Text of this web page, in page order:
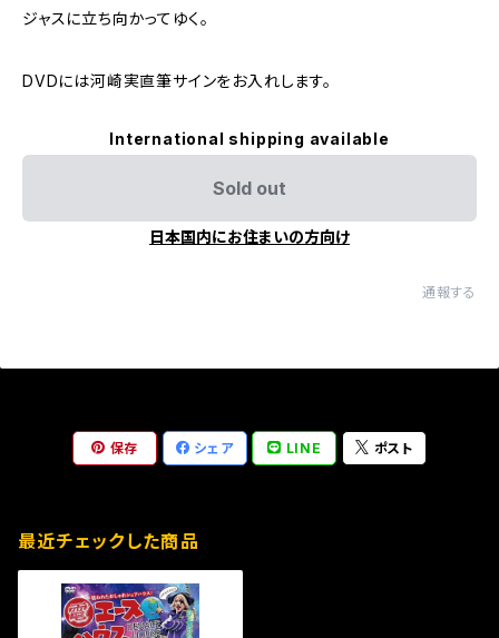
ジャスに立ち向かってゆく。
DVDには河崎実直筆サインをお入れします。
International shipping available
Sold out
日本国内にお住まいの方向け
通報する
保存 シェア LINE ポスト
最近チェックした商品